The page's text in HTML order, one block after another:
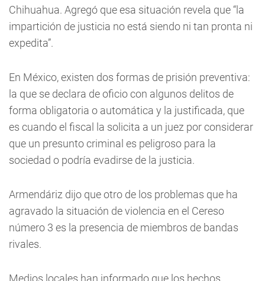
Chihuahua. Agregó que esa situación revela que “la
impartición de justicia no está siendo ni tan pronta ni
expedita”.
En México, existen dos formas de prisión preventiva:
la que se declara de oficio con algunos delitos de
forma obligatoria o automática y la justificada, que
es cuando el fiscal la solicita a un juez por considerar
que un presunto criminal es peligroso para la
sociedad o podría evadirse de la justicia.
Armendáriz dijo que otro de los problemas que ha
agravado la situación de violencia en el Cereso
número 3 es la presencia de miembros de bandas
rivales.
Medios locales han informado que los hechos